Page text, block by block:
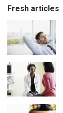
Fresh articles